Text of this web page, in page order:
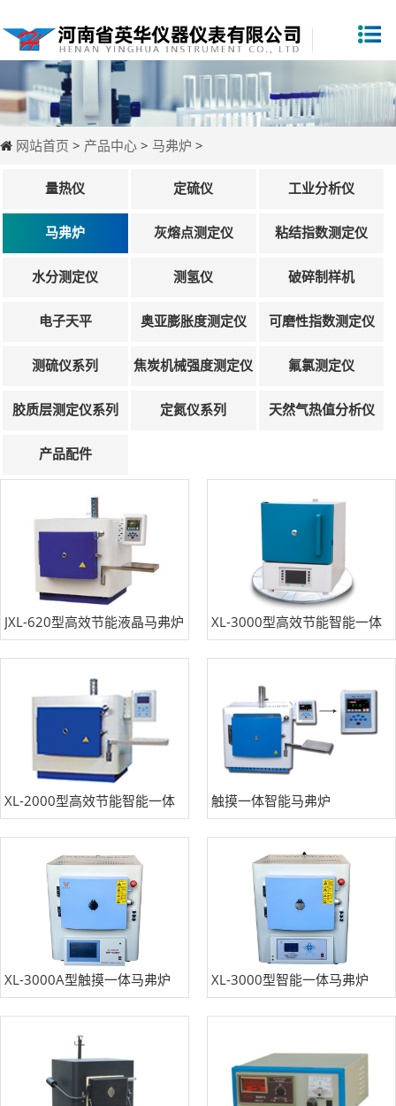
网站首页 > 产品中心 > 马弗炉 >
量热仪 定硫仪 工业分析仪
马弗炉 灰熔点测定仪 粘结指数测定仪
水分测定仪 测氢仪 破碎制样机
电子天平 奥亚膨胀度测定仪 可磨性指数测定仪
测硫仪系列 焦炭机械强度测定仪 氟氯测定仪
胶质层测定仪系列 定氮仪系列 天然气热值分析仪
产品配件
JXL-620型高效节能液晶马弗炉
XL-3000型高效节能智能一体
马弗炉
XL-2000型高效节能智能一体
马弗炉
触摸一体智能马弗炉
XL-3000A型触摸一体马弗炉 XL-3000型智能一体马弗炉